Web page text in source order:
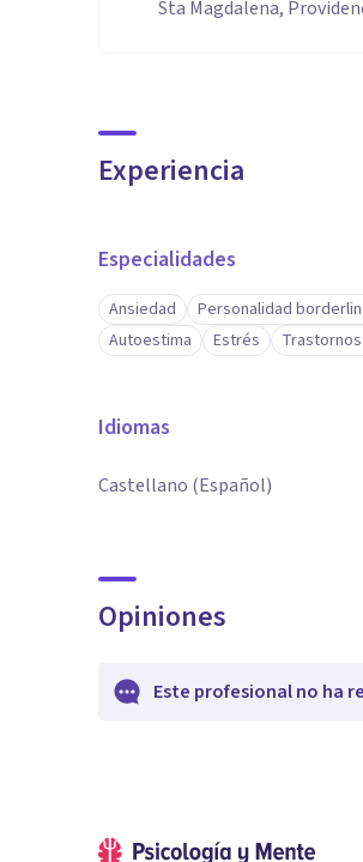
Sta Magdalena,
Experiencia
Especialidades
Ansiedad Personalidad
Autoestima
Estrés
Idiomas
Castellano (Español)
Opiniones
Este profesional no ha